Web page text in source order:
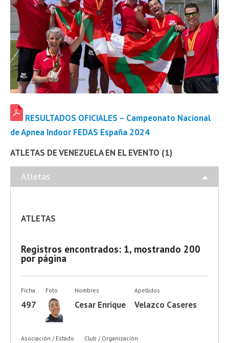
RESULTADOS OFICIALES – Campeonato Nacional
de Apnea Indoor FEDAS España 2024
ATLETAS DE VENEZUELA EN EL EVENTO (1)
Atletas
ATLETAS
Registros encontrados: 1, mostrando 200
por página
Ficha
497
Foto Nombres
Cesar Enrique
Apellidos
Velazco Caseres
Asociación / Estado Club / Organización